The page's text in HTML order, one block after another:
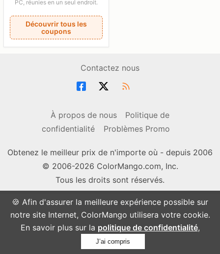
🍪 Afin d'assurer la meilleure expérience possible sur
notre site Internet, ColorMango utilisera votre cookie.
En savoir plus sur la politique de confidentialité,
J’ai compris
PC, réunies en un seul endroit.
Découvrir tous les
coupons
Contactez nous
À propos de nous
Politique de
confidentialité
Problèmes Promo
Obtenez le meilleur prix de n'importe où - depuis 2006
© 2006-2026 ColorMango.com, Inc.
Tous les droits sont réservés.